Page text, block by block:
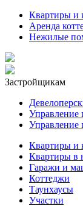
Квартиры и
Аренда
Нежилые
Застройщикам
Управление
Управление
Квартиры и
Квартиры в
Гаражи и
Коттеджи
Таунхаусы
Участки